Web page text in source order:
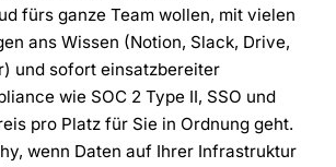
fürs ganze Team wollen, mit vielen
ans Wissen (Notion, Slack, Drive,
und sofort einsatzbereiter
wie SOC 2 Type II, SSO und
pro Platz für Sie in Ordnung geht.
wenn Daten auf Ihrer Infrastruktur